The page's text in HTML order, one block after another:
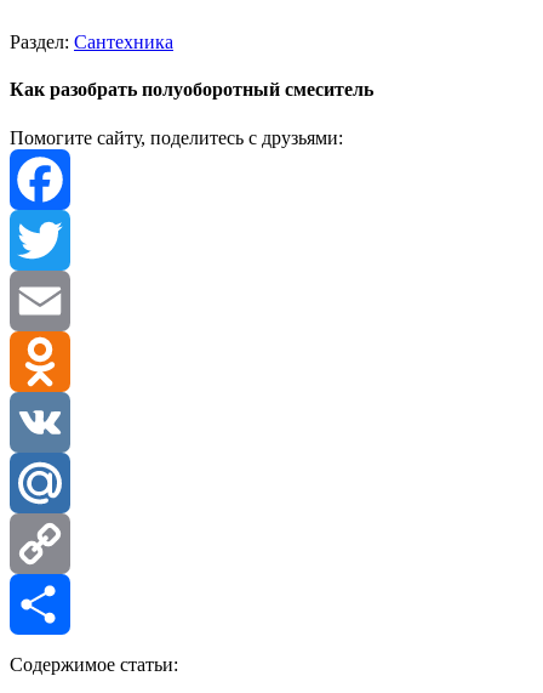
Раздел: Сантехника
Как разобрать полуоборотный смеситель
Помогите сайту, поделитесь с друзьями:
Facebook
Twitter
Email
Odnoklassniki
VK
Mail.Ru
Copy
Link
Отправить
Содержимое статьи: